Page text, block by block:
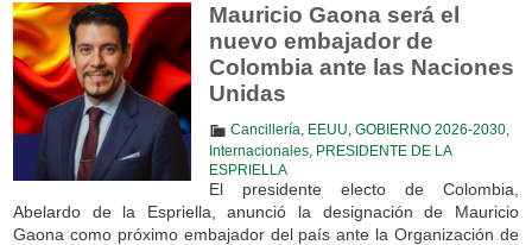
Mauricio Gaona será el
nuevo embajador de
Colombia ante las Naciones
Unidas
Cancillería EEUU GOBIERNO 2026-2030,
Internacionales,
PRESIDENTE DE LA
ESPRIELLA
El presidente electo de Colombia,
Abelardo de la Espriella, anunció la designación de Mauricio
Gaona como próximo embajador del país ante la Organización de